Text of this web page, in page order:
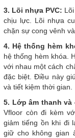
3. Lõi nhựa PVC:
chịu lực. Lõi nhựa
chặn sự cong vênh
4. Hệ thống hèm
hệ thống hèm khóa.
với nhau một cách
đặc biệt. Điều này
và tiết kiệm thời gian.
5. Lớp âm thanh và
Vfloor còn đi kèm
giảm tiếng ồn khi đi
giữ cho không gian